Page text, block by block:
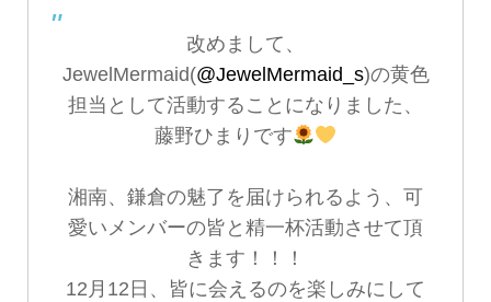
改めまして、
JewelMermaid(@JewelMermaid_s)の黄色
担当として活動することになりました、
藤野ひまりです
湘南、鎌倉の魅了を届けられるよう、可
愛いメンバーの皆と精一杯活動させて頂
きます！！！
12月12日、皆に会えるのを楽しみにして